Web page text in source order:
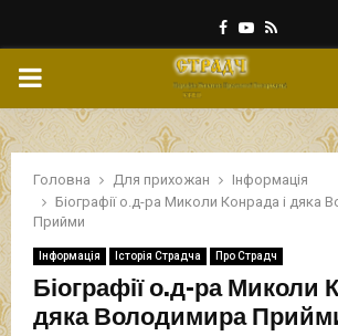
Facebook
Youtube
Rss
PRIMARY
MENU
Головна Для прихожан
Інформація
Біографії о.д-ра Миколи Конрада і дяка
Прийми
Інформація Історія Страдча Про Страдч
Біографії о.д-ра Миколи
дяка Володимира